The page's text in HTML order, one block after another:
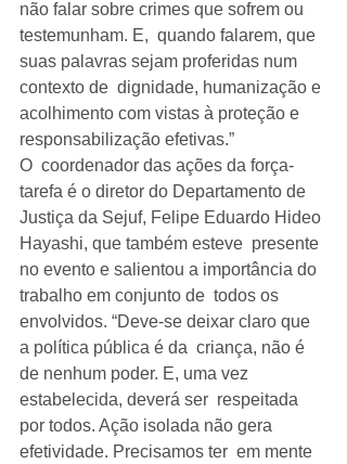
não falar sobre crimes que sofrem ou
testemunham. E,  quando falarem, que
suas palavras sejam proferidas num
contexto de  dignidade, humanização e
acolhimento com vistas à proteção e
responsabilização efetivas.”
O  coordenador das ações da força-
tarefa é o diretor do Departamento de
Justiça da Sejuf, Felipe Eduardo Hideo
Hayashi, que também esteve  presente
no evento e salientou a importância do
trabalho em conjunto de  todos os
envolvidos. “Deve-se deixar claro que
a política pública é da  criança, não é
de nenhum poder. E, uma vez
estabelecida, deverá ser  respeitada
por todos. Ação isolada não gera
efetividade. Precisamos ter  em mente